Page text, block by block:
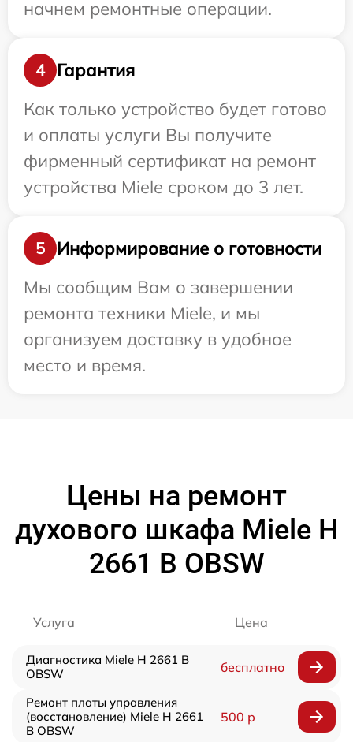
начнем ремонтные операции.
4
Гарантия
Как только устройство будет готово
и оплаты услуги Вы получите
фирменный сертификат на ремонт
устройства Miele сроком до 3 лет.
5
Информирование о готовности
Мы сообщим Вам о завершении
ремонта техники Miele, и мы
организуем доставку в удобное
место и время.
Цены на ремонт
духового шкафа Miele H
2661 B OBSW
Услуга Цена
Диагностика Miele H 2661 B
OBSW
бесплатно
Ремонт платы управления
(восстановление) Miele H 2661
B OBSW
500 р